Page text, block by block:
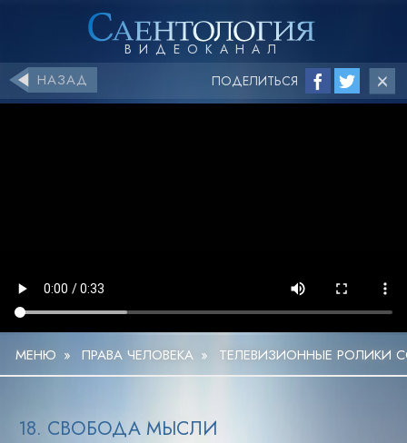
НАЗАД ПОДЕЛИТЬСЯ
МЕНЮ » ПРАВА ЧЕЛОВЕКА » ТЕЛЕВИЗИОННЫЕ РОЛИКИ
18. СВОБОДА МЫСЛИ